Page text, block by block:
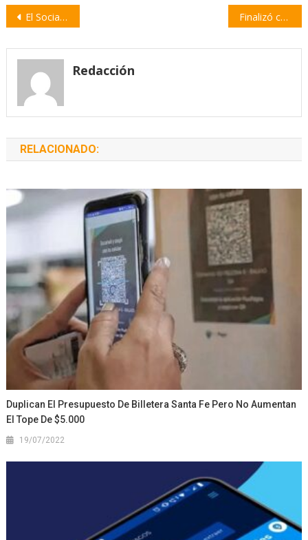
Navegación
entradas
El Socialismo exige el urgente tratamiento del proyecto de Ley de Humedales Finalizó con éxito el operativo contra el fuego en las islas
Redacción
RELACIONADO:
Duplican El Presupuesto De Billetera Santa Fe Pero No Aumentan
El Tope De $5.000
19/07/2022